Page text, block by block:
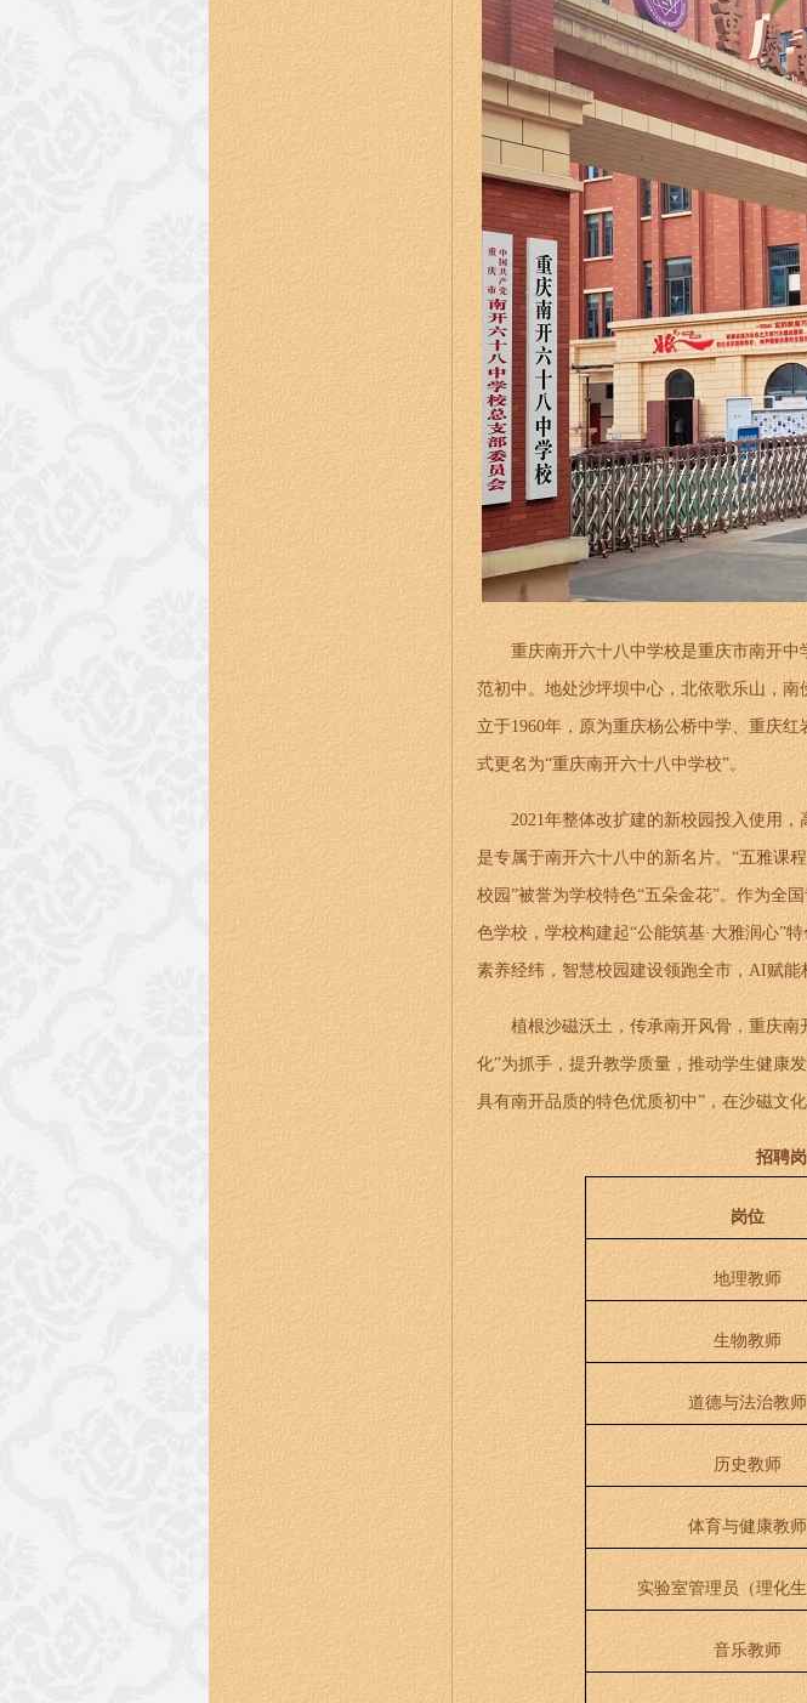
重庆南开六十八中学校是重庆市南开
范初中。地处沙坪坝中心，北依歌乐山，
立于1960年，原为重庆杨公桥中学、重庆
式更名为“重庆南开六十八中学校”。
2021年整体改扩建的新校园投入使用，
是专属于南开六十八中的新名片。“五雅课
校园”被誉为学校特色“五朵金花”。作为全
色学校，学校构建起“公能筑基·大雅润心”
素养经纬，智慧校园建设领跑全市，AI赋能
植根沙磁沃土，传承南开风骨，重庆
化”为抓手，提升教学质量，推动学生健康
具有南开品质的特色优质初中”，在沙磁文
招聘
岗位
地理教师
生物教师
道德与法治教师
历史教师
体育与健康教师
实验室管理员（理化生
音乐教师